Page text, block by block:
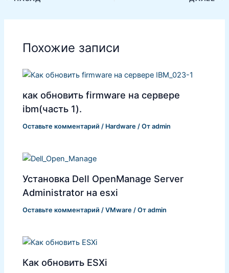
Похожие записи
как обновить firmware на сервере
ibm(часть 1).
Оставьте комментарий / Hardware / Отadmin
Установка Dell OpenManage Server
Administrator на esxi
Оставьте комментарий /VMware / Отadmin
Как обновить ESXi